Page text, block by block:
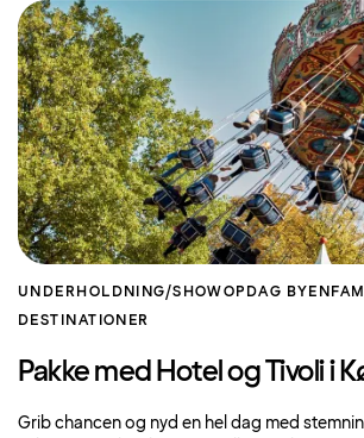
UNDERHOLDNING/SHOW OPDAG BYEN
DESTINATIONER
Pakke med Hotel og Tivoli i
Grib chancen og nyd en hel dag med